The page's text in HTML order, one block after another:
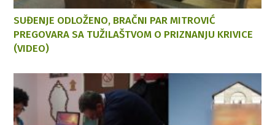
SUĐENJE ODLOŽENO, BRAČNI PAR MITROVIĆ
PREGOVARA SA TUŽILAŠTVOM O PRIZNANJU KRIVICE
(VIDEO)